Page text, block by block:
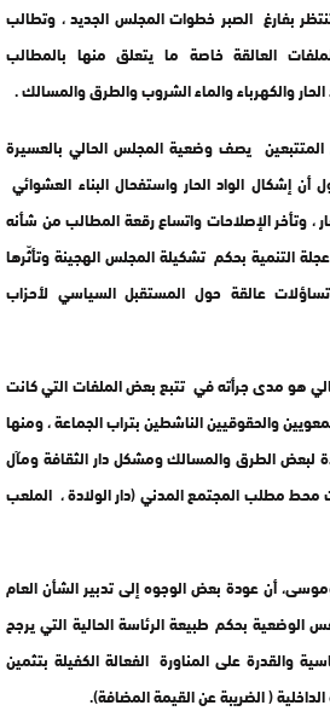
بفارغ الصبر خطوات المجلس الجديد ، وتطالب
العالقة خاصة ما يتعلق منها بالمطالب
والكهرباء والماء الشروب والطرق والمسالك .
يصف وضعية المجلس الحالي بالعسيرة
إشكال الواد الحار واستفحال البناء العشوائي
، وتأخر الإصلاحات واتساع رقعة المطالب من شأنه
عجلة التنمية بحكم تشكيلة المجلس الهجينة وتأثّرها
تساؤلات عالقة حول المستقبل السياسي لأحزاب
هو مدى جرأته في تتبع بعض الملفات التي كانت
والحقوقيين الناشطين بتراب الجماعة ، ومنها
لبعض الطرق والمسالك ومشكل دار الثقافة ومآل
محط مطلب المجتمع المدني (دار الولادة ، الملعب
أن عودة بعض الوجوه إلى تدبير الشأن العام
الوضعية بحكم طبيعة الرئاسة الحالية التي يرجح
والقدرة على المناورة الفعالة الكفيلة بتثمين
( الضريبة عن القيمة المضافة).